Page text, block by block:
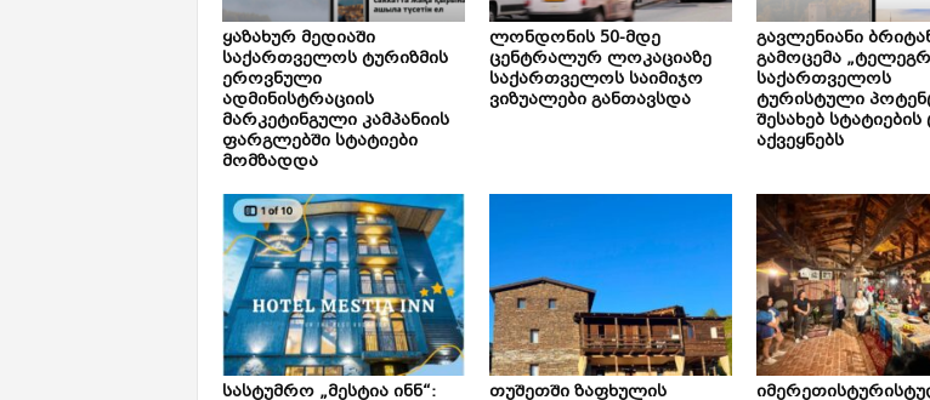
ყაზახურ მედიაში
საქართველოს ტურიზმის
ეროვნული
ადმინისტრაციის
მარკეტინგული კამპანიის
ფარგლებში სტატიები
მომზადდა
ლონდონის 50-მდე
ცენტრალურ ლოკაციაზე
საქართველოს საიმიჯო
ვიზუალები განთავსდა
გავლენიანი
გამოცემა
საქართველოს
ტურისტული
შესახებ
აქვეყნებს
სასტუმრო „მესტია ინნ“: თუშეთში ზაფხულის